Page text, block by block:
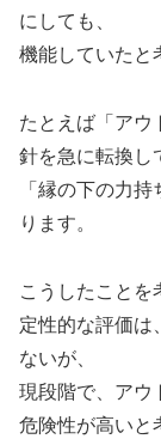
にしても、
機能していたと
たとえば「アウ
針を急に転換し
「縁の下の力
ります。
こうしたことを
定性的な評価は
ないが、
現段階で、アウ
危険性が高いと